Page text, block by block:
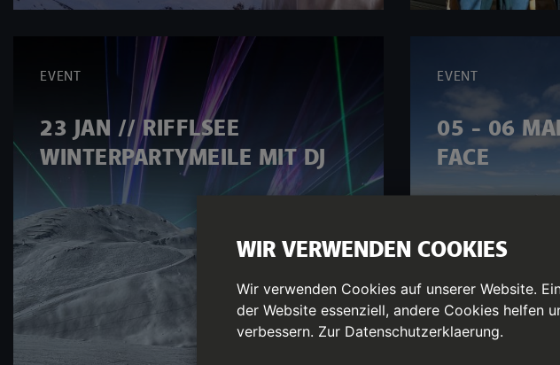
EVENT
23 JAN // RIFFLSEE
WINTERPARTYMEILE MIT DJ
EVENT
05 - 06
FACE
WIR VERWENDEN COOKIES
Wir verwenden Cookies auf unserer Website.
der Website essenziell, andere Cookies helfen
verbessern. Zur Datenschutzerklaerung.